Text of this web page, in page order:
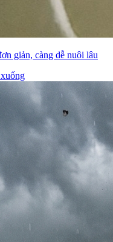
giản, càng dễ nuôi lâu